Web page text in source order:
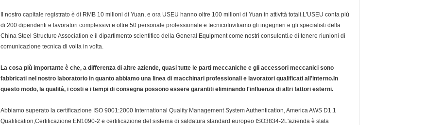
Il nostro capitale registrato è di RMB 10 milioni di Yuan, e ora USEU hanno oltre 100 milioni di Yuan in attività totali.L'USEU conta più
di 200 dipendenti e lavoratori complessivi e oltre 50 personale professionale e tecnicoInvitiamo gli ingegneri e gli specialisti della
China Steel Structure Association e il dipartimento scientifico della General Equipment come nostri consulenti.e di tenere riunioni di
comunicazione tecnica di volta in volta.
La cosa più importante è che, a differenza di altre aziende, quasi tutte le parti meccaniche e gli accessori meccanici sono
fabbricati nel nostro laboratorio in quanto abbiamo una linea di macchinari professionali e lavoratori qualificati all'interno.In
questo modo, la qualità, i costi e i tempi di consegna possono essere garantiti eliminando l'influenza di altri fattori esterni.
Abbiamo superato la certificazione ISO 9001:2000 International Quality Management System Authentication, America AWS D1.1
Qualification,Certificazione EN1090-2 e certificazione del sistema di saldatura standard europeo ISO3834-2L'azienda è stata